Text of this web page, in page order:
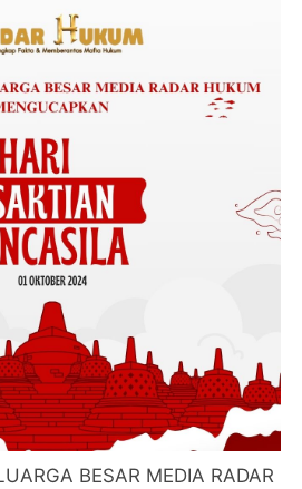
BESAR MEDIA RADAR